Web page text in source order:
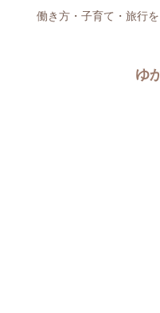
働き方・子育て・旅行
ゆ